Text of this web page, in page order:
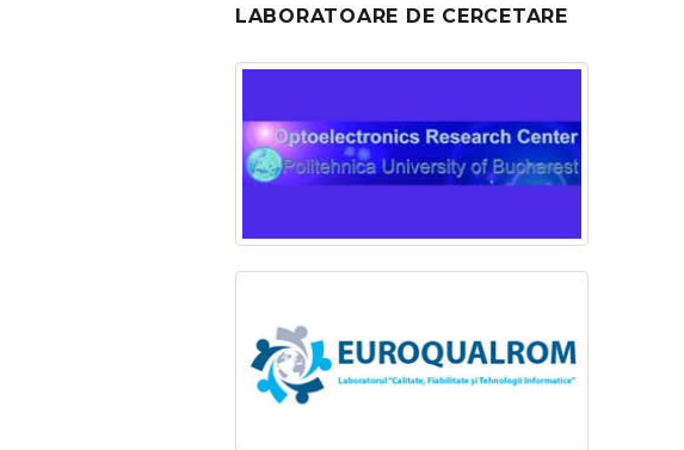
LABORATOARE DE CERCETARE